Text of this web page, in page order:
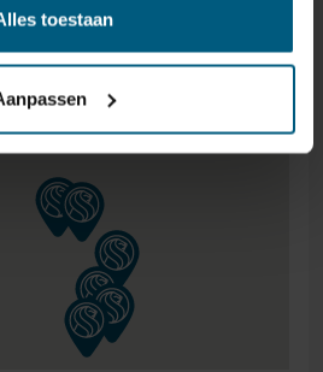
toestaan